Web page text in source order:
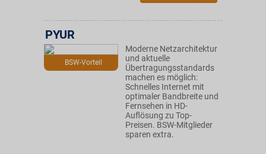
BSW-Vorteil
PYUR
Moderne Netzarchitektur
und aktuelle
Übertragungsstandards
machen es möglich:
Schnelles Internet mit
optimaler Bandbreite und
Fernsehen in HD-
Auflösung zu Top-
Preisen. BSW-Mitglieder
sparen extra.